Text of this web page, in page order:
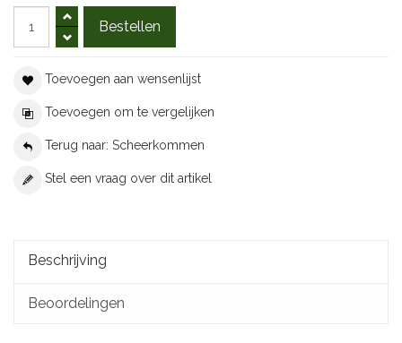
Toevoegen aan wensenlijst
Toevoegen om te vergelijken
Terug naar: Scheerkommen
Stel een vraag over dit artikel
Beschrijving
Beoordelingen